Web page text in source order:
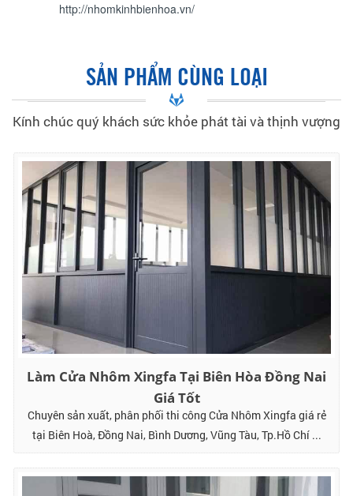
http://nhomkinhbienhoa.vn/
SẢN PHẨM CÙNG LOẠI
Kính chúc quý khách sức khỏe phát tài và thịnh vượng
Làm Cửa Nhôm Xingfa Tại Biên Hòa Đồng Nai
Giá Tốt
Chuyên sản xuất, phân phối thi công Cửa Nhôm Xingfa giá rẻ
tại Biên Hoà, Đồng Nai, Bình Dương, Vũng Tàu, Tp.Hồ Chí ...